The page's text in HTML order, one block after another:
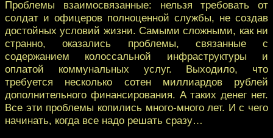
Проблемы взаимосвязанные: нельзя требовать от
солдат и офицеров полноценной службы, не создав
достойных условий жизни. Самыми сложными, как ни
странно, оказались проблемы, связанные с
содержанием колоссальной инфраструктуры и
оплатой коммунальных услуг. Выходило, что
требуется несколько сотен миллиардов рублей
дополнительного финансирования. А таких денег нет.
Все эти проблемы копились много-много лет. И с чего
начинать, когда все надо решать сразу…